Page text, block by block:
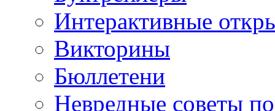
Интерактивные
Викторины
Бюллетени
Невредные советы